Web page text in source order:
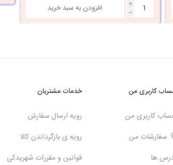
i
h
کاربری من
کاربری من
سفارشات من
ها
خدمات مشتریان
رویه ارسال سفارش
رویه ی بازگرداندن کالا
قوانین و مقررات شهریدکی